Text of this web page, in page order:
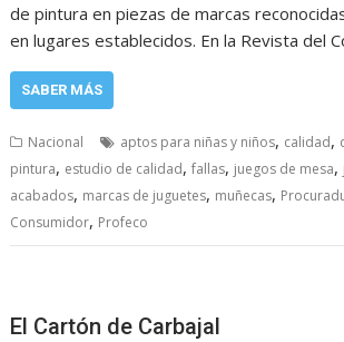
de pintura en piezas de marcas
en lugares establecidos. En la Revista del
SABER MÁS
Nacional aptos para niñas y niños, calidad,
pintura, estudio de calidad,fallas, juegos de mesa,
acabados, marcas de juguetes, muñecas,
Consumidor, Profeco
El Cartón de Carbajal